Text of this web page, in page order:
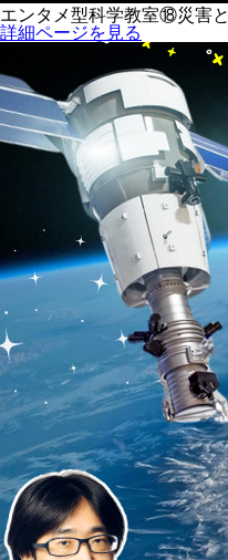
エンタメ型科学教室⑱災害
詳細ページを見る